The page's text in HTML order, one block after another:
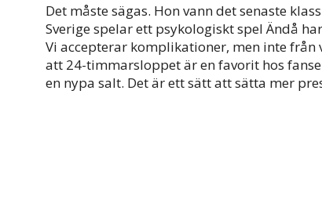
Det måste sägas. Hon vann det senaste
Sverige spelar ett psykologiskt spel Ändå
Vi accepterar komplikationer, men inte
att 24-timmarsloppet är en favorit hos
en nypa salt. Det är ett sätt att sätta mer